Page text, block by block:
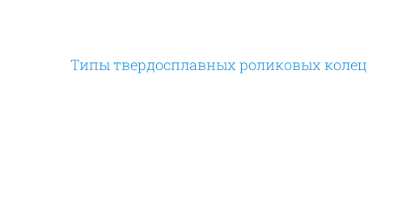
Типы твердосплавных роликовых колец